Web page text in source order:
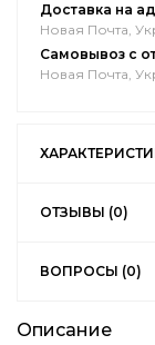
Доставка на
Новая Почта,
Самовывоз с
Новая Почта,
ОТЗЫВЫ (0)
ВОПРОСЫ (0)
Описание